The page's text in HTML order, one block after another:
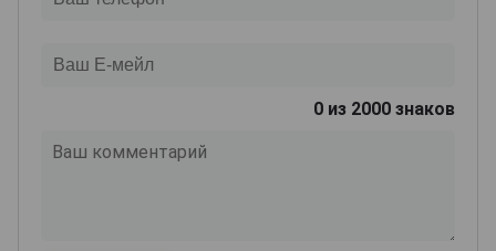
0 из 2000 знаков